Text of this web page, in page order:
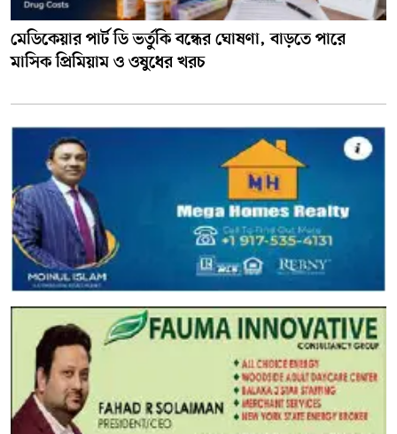
মেডিকেয়ার পার্ট ডি ভর্তুকি বন্ধের ঘোষণা, বাড়তে পারে
মাসিক প্রিমিয়াম ও ওষুধের খরচ